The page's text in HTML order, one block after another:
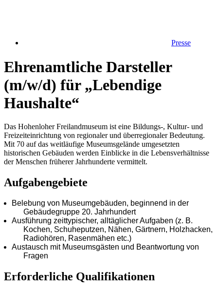
Presse
Ehrenamtliche Darsteller
(m/w/d) für „Lebendige
Haushalte“
Das Hohenloher Freilandmuseum ist eine Bildungs‑, Kultur- und
Freizeiteinrichtung von regionaler und überregionaler Bedeutung.
Mit 70 auf das weitläufige Museumsgelände umgesetzten
historischen Gebäuden werden Einblicke in die Lebensverhältnisse
der Menschen früherer Jahrhunderte vermittelt.
Aufgabengebiete
Belebung von Museumgebäuden, beginnend in der
Gebäudegruppe 20. Jahrhundert
Ausführung zeittypischer, alltäglicher Aufgaben (z. B.
Kochen, Schuheputzen, Nähen, Gärtnern, Holzhacken,
Radiohören, Rasenmähen etc.)
Austausch mit Museumsgästen und Beantwortung von
Fragen
Erforderliche Qualifikationen